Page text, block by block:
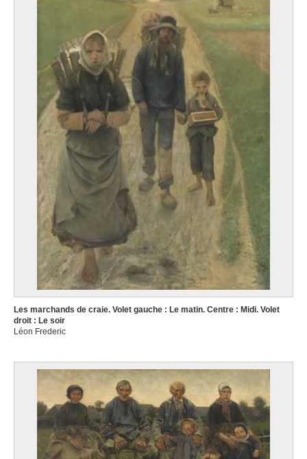
Les marchands de craie. Volet gauche : Le matin. Centre : Midi. Volet
droit : Le soir
Léon Frederic